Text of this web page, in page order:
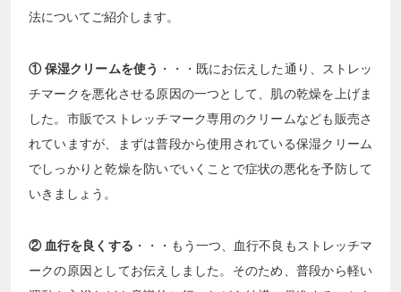
法についてご紹介します。
① 保湿クリームを使う ・・・既にお伝えした通り、ストレッ
チマークを悪化させる原因の一つとして、肌の乾燥を上げま
した。市販でストレッチマーク専用のクリームなども販売さ
れていますが、まずは普段から使用されている保湿クリーム
でしっかりと乾燥を防いでいくことで症状の悪化を予防して
いきましょう。
② 血行を良くする ・・・もう一つ、血行不良もストレッチマ
ークの原因としてお伝えしました。そのため、普段から軽い